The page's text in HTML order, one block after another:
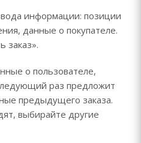
информации: позиции
данные о покупателе.
заказ».
о пользователе,
раз предложит
предыдущего заказа.
выбирайте другие